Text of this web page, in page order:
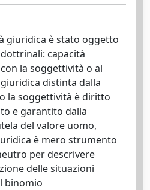
giuridica è stato oggetto
capacità
la soggettività o al
distinta dalla
la soggettività è diritto
e garantito dalla
del valore uomo,
è mero strumento
per descrivere
delle situazioni
binomio